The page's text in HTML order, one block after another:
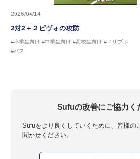
2026/04/14
2対2＋２ピヴォの攻防
#小学生向け #中学生向け #高校生向け #ドリブル
#パス
Sufuの改善にご協力く
Sufuをより良くしていくために、皆様の
聞かせください。